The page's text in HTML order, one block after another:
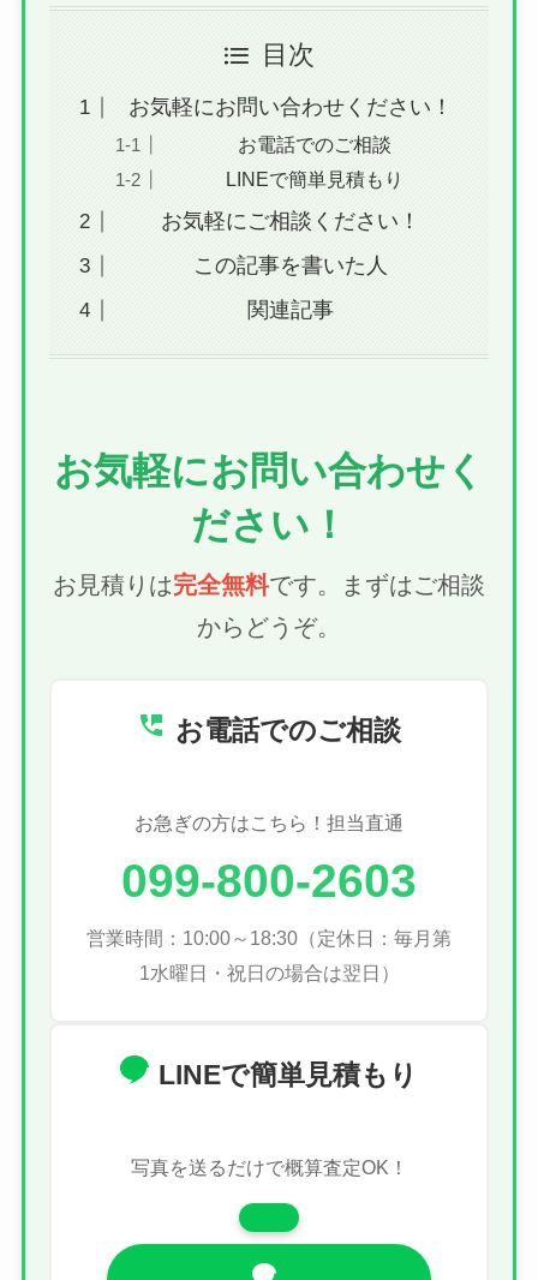
目次
お気軽にお問い合わせください！
お電話でのご相談
LINEで簡単見積もり
お気軽にご相談ください！
この記事を書いた人
関連記事
お気軽にお問い合わせく
ださい！
お見積りは完全無料です。まずはご相談
からどうぞ。
お電話でのご相談
お急ぎの方はこちら！担当直通
099-800-2603
営業時間：10:00～18:30（定休日：毎月第
1水曜日・祝日の場合は翌日）
LINEで簡単見積もり
写真を送るだけで概算査定OK！